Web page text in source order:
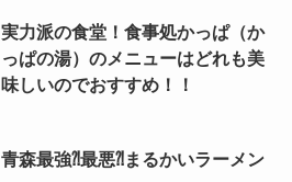
実力派の食堂！食事処かっぱ（か
っぱの湯）のメニューはどれも美
味しいのでおすすめ！！
青森最強⁈最悪⁈まるかいラーメン